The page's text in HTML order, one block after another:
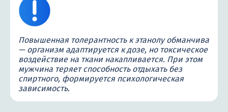
Повышенная толерантность к этанолу обманчива
— организм адаптируется к дозе, но токсическое
воздействие на ткани накапливается. При этом
мужчина теряет способность отдыхать без
спиртного, формируется психологическая
зависимость.